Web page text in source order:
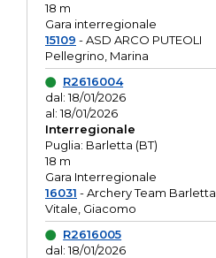
18 m
Gara interregionale
15109 - ASD ARCO PUTEOLI
Pellegrino, Marina
R2616004
dal: 18/01/2026
al: 18/01/2026
Interregionale
Puglia: Barletta (BT)
18 m
Gara Interregionale
16031 - Archery Team Barletta
Vitale, Giacomo
R2616005
dal: 18/01/2026